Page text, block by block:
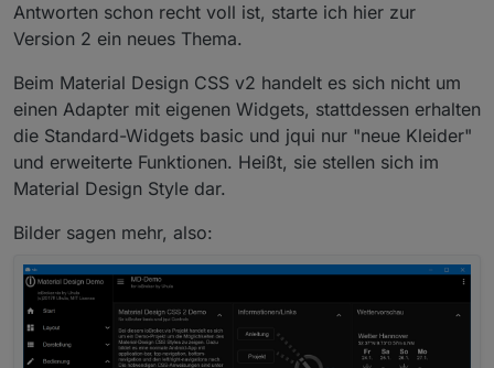
Antworten schon recht voll ist, starte ich hier zur
Version 2 ein neues Thema.
Beim Material Design CSS v2 handelt es sich nicht um
einen Adapter mit eigenen Widgets, stattdessen erhalten
die Standard-Widgets basic und jqui nur "neue Kleider"
und erweiterte Funktionen. Heißt, sie stellen sich im
Material Design Style dar.
Bilder sagen mehr, also: